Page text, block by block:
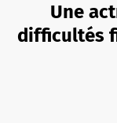
Une
difficultés